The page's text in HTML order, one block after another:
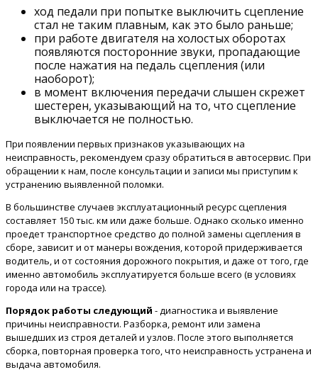
ход педали при попытке выключить сцепление
стал не таким плавным, как это было раньше;
при работе двигателя на холостых оборотах
появляются посторонние звуки, пропадающие
после нажатия на педаль сцепления (или
наоборот);
в момент включения передачи слышен скрежет
шестерен, указывающий на то, что сцепление
выключается не полностью.
При появлении первых признаков указывающих на
неисправность, рекомендуем сразу обратиться в автосервис. При
обращении к нам, после консультации и записи мы приступим к
устранению выявленной поломки.
В большинстве случаев эксплуатационный ресурс сцепления
составляет 150 тыс. км или даже больше. Однако сколько именно
проедет транспортное средство до полной замены сцепления в
сборе, зависит и от манеры вождения, которой придерживается
водитель, и от состояния дорожного покрытия, и даже от того, где
именно автомобиль эксплуатируется больше всего (в условиях
города или на трассе).
Порядок работы следующий - диагностика и выявление
причины неисправности. Разборка, ремонт или замена
вышедших из строя деталей и узлов. После этого выполняется
сборка, повторная проверка того, что неисправность устранена и
выдача автомобиля.